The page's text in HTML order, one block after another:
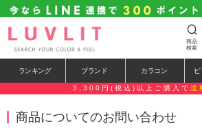
商品
検索
ランキング ブランド カラコン ピ
3,300円(税込)以上ご購入で 送
商品についてのお問い合わせ